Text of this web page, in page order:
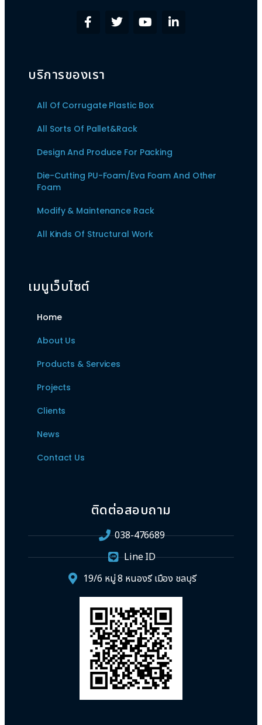
บริการของเรา
All Of Corrugate Plastic Box
All Sorts Of Pallet&Rack
Design And Produce For Packing
Die-Cutting PU-Foam/Eva Foam And Other
Foam
Modify & Maintenance Rack
All Kinds Of Structural Work
เมนูเว็บไซต์
Home
About Us
Products & Services
Projects
Clients
News
Contact Us
ติดต่อสอบถาม
038-476689
Line ID
19/6 หมู่ 8 หนองรี เมือง ชลบุรี